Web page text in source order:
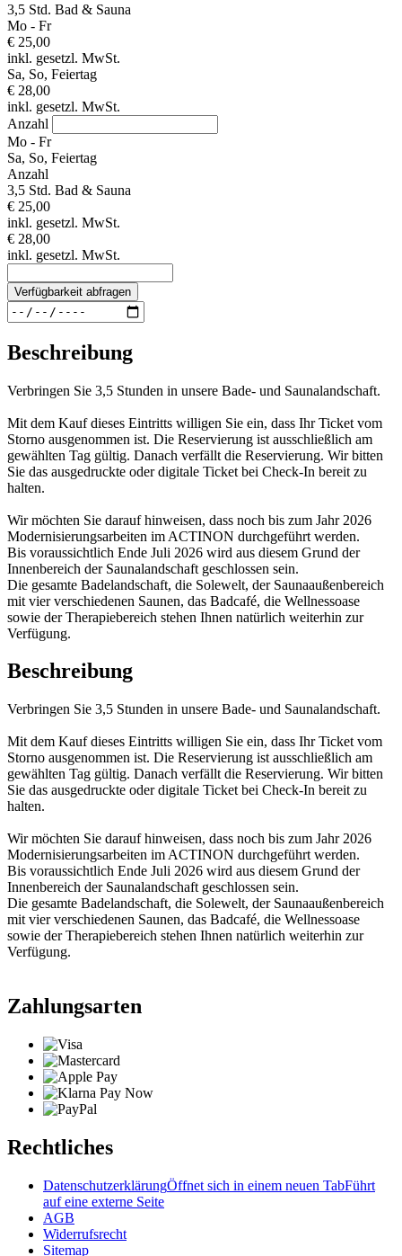
3,5 Std. Bad & Sauna
Mo - Fr
€ 25,00
inkl. gesetzl. MwSt.
Sa, So, Feiertag
€ 28,00
inkl. gesetzl. MwSt.
Anzahl
Mo - Fr
Sa, So, Feiertag
Anzahl
3,5 Std. Bad & Sauna
€ 25,00
inkl. gesetzl. MwSt.
€ 28,00
inkl. gesetzl. MwSt.
Verfügbarkeit abfragen
Beschreibung
Verbringen Sie 3,5 Stunden in unsere Bade- und Saunalandschaft.
Mit dem Kauf dieses Eintritts willigen Sie ein, dass Ihr Ticket vom
Storno ausgenommen ist. Die Reservierung ist ausschließlich am
gewählten Tag gültig. Danach verfällt die Reservierung. Wir bitten
Sie das ausgedruckte oder digitale Ticket bei Check-In bereit zu
halten.
Wir möchten Sie darauf hinweisen, dass noch bis zum Jahr 2026
Modernisierungsarbeiten im ACTINON durchgeführt werden.
Bis voraussichtlich Ende Juli 2026 wird aus diesem Grund der
Innenbereich der Saunalandschaft geschlossen sein.
Die gesamte Badelandschaft, die Solewelt, der Saunaaußenbereich
mit vier verschiedenen Saunen, das Badcafé, die Wellnessoase
sowie der Therapiebereich stehen Ihnen natürlich weiterhin zur
Verfügung.
Beschreibung
Verbringen Sie 3,5 Stunden in unsere Bade- und Saunalandschaft.
Mit dem Kauf dieses Eintritts willigen Sie ein, dass Ihr Ticket vom
Storno ausgenommen ist. Die Reservierung ist ausschließlich am
gewählten Tag gültig. Danach verfällt die Reservierung. Wir bitten
Sie das ausgedruckte oder digitale Ticket bei Check-In bereit zu
halten.
Wir möchten Sie darauf hinweisen, dass noch bis zum Jahr 2026
Modernisierungsarbeiten im ACTINON durchgeführt werden.
Bis voraussichtlich Ende Juli 2026 wird aus diesem Grund der
Innenbereich der Saunalandschaft geschlossen sein.
Die gesamte Badelandschaft, die Solewelt, der Saunaaußenbereich
mit vier verschiedenen Saunen, das Badcafé, die Wellnessoase
sowie der Therapiebereich stehen Ihnen natürlich weiterhin zur
Verfügung.
Zahlungsarten
Rechtliches
DatenschutzerklärungÖffnet sich in einem neuen TabFührt
auf eine externe Seite
AGB
Widerrufsrecht
Sitemap